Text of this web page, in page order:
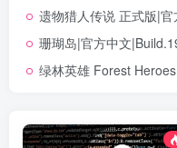
遗物猎人传说 正式版|官方中文
珊瑚岛|官方中文
绿林英雄 Forest Heroes|官方中文